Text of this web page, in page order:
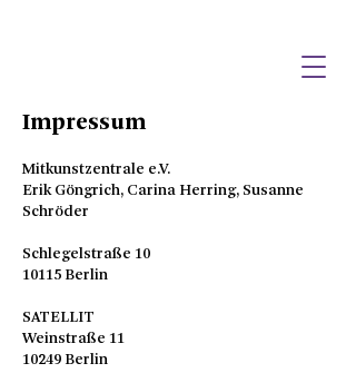
Impressum
Mitkunstzentrale e.V.
Erik Göngrich, Carina Herring, Susanne
Schröder
Schlegelstraße 10
10115 Berlin
SATELLIT
Weinstraße 11
10249 Berlin